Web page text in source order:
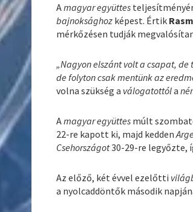
Amagyar együttes
bajnoksághoz képest. Értik
mérkőzésen tudják
„Nagyon elszánt volt a csapat,
de folyton csak mentünk az
volna szükség a válogatottóla
Amagyar együttes múlt
22-re kapott ki, majd kedden
Csehországot30-29-re legyőzte,
Az előző, két évvel ezelőtti
a nyolcaddöntők második